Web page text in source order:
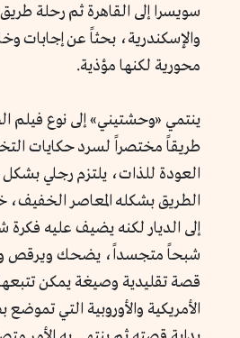
سويسرا إلى القاهرة ثم رحلة طريق
والإسكندرية، بحثاً عن إجابات
محورية لكنها مؤذية.
ينتمي «وحشتيني» إلى نوع فيلم
طريقاً مختصراً لسرد حكايات
العودة للذات، يلتزم رجلي بشكل
الطريق بشكله المعاصر الخفيف،
إلى الديار لكنه يضيف عليه فكرة
شبحاً متجسداً، يضحك ويرقص
قصة تقليدية وصيغة يمكن تتبعها
الأمريكية والأوروبية التي تموضع